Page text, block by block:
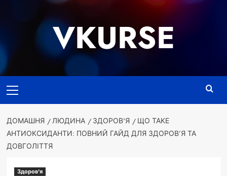
VKURSE
меню
ДОМАШНЯ ЛЮДИНА ЗДОРОВ'Я
ЩО ТАКЕ
АНТИОКСИДАНТИ: ПОВНИЙ ГАЙД ДЛЯ ЗДОРОВ’Я ТА
ДОВГОЛІТТЯ
Здоров'я